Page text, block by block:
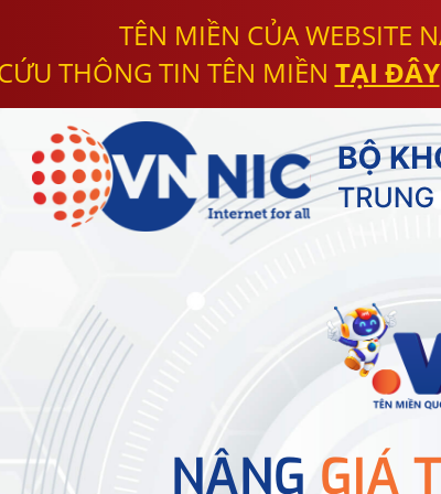
TÊN MIỀN CỦA WEBSITE
THÔNG TIN TÊN MIỀN TẠI ĐÂY
NÂNG GIÁ